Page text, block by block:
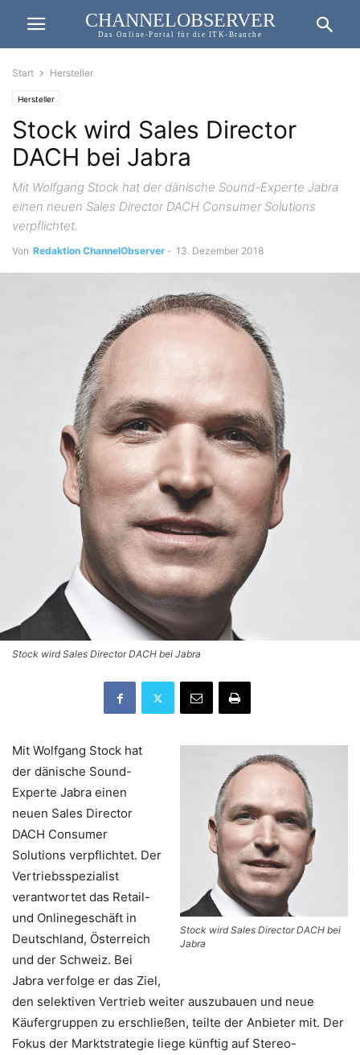
CHANNELOBSERVER
Das Online-Portal für die ITK-Branche
Start Hersteller
Hersteller
Stock wird Sales Director
DACH bei Jabra
Mit Wolfgang Stock hat der dänische Sound-Experte Jabra
einen neuen Sales Director DACH Consumer Solutions
verpflichtet.
Von Redaktion ChannelObserver - 13. Dezember 2018
Stock wird Sales Director DACH bei Jabra
Stock wird Sales Director DACH bei
Jabra
Mit Wolfgang Stock hat
der dänische Sound-
Experte Jabra einen
neuen Sales Director
DACH Consumer
Solutions verpflichtet. Der
Vertriebsspezialist
verantwortet das Retail-
und Onlinegeschäft in
Deutschland, Österreich
und der Schweiz. Bei
Jabra verfolge er das Ziel,
den selektiven Vertrieb weiter auszubauen und neue
Käufergruppen zu erschließen, teilte der Anbieter mit. Der
Fokus der Marktstrategie liege künftig auf Stereo-